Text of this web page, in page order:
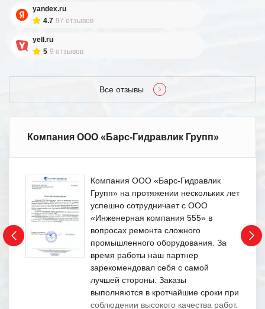
yandex.ru
4.7 97 отзывов
yell.ru
5 9 отзывов
Все отзывы
Компания ООО «Барс-Гидравлик Групп»
Компания ООО «Барс-Гидравлик
Групп» на протяжении нескольких лет
успешно сотрудничает с ООО
«Инженерная компания 555» в
вопросах ремонта сложного
промышленного оборудования. За
время работы наш партнер
зарекомендовал себя с самой
лучшей стороны. Заказы
выполняются в кротчайшие сроки при
соблюдении высокого качества работ.